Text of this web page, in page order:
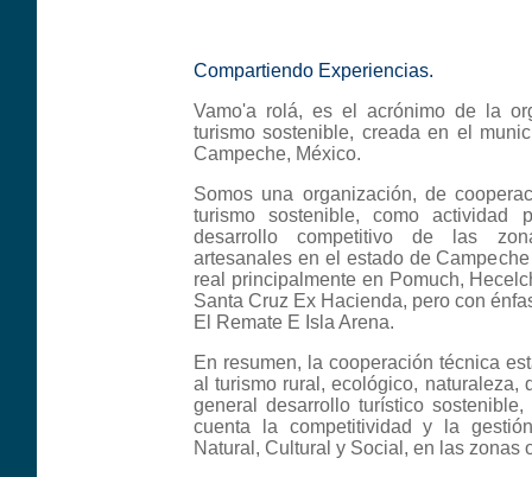
Compartiendo Experiencias.
Vamo'a rolá, es el acrónimo de la
turismo sostenible, creada en el
Campeche, México.
Somos una organización, de
turismo sostenible, como actividad
desarrollo competitivo de las
artesanales en el estado de
real principalmente en Pomuch,
Santa Cruz Ex Hacienda, pero con
El Remate E Isla Arena.
En resumen, la cooperación técnica
al turismo rural, ecológico, naturaleza,
general desarrollo turístico
cuenta la competitividad y la
Natural, Cultural y Social, en las zonas